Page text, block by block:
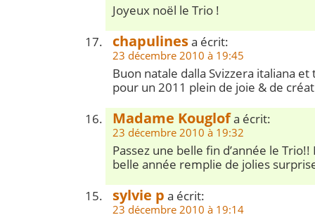
Joyeux noël le Trio !
chapulinesa écrit:
23 décembre 2010 à 19:45
Buon natale dalla Svizzera italiana
pour un 2011 plein de joie & de
Madame Kouglofa écrit:
23 décembre 2010 à 19:32
Passez une belle fin d’année le
belle année remplie de jolies
sylvie p a écrit:
23 décembre 2010 à 19:14